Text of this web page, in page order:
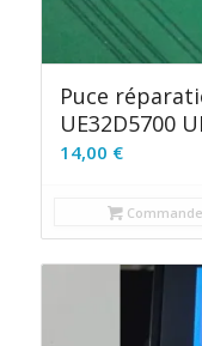
Puce
UE32D5700
14,00 €